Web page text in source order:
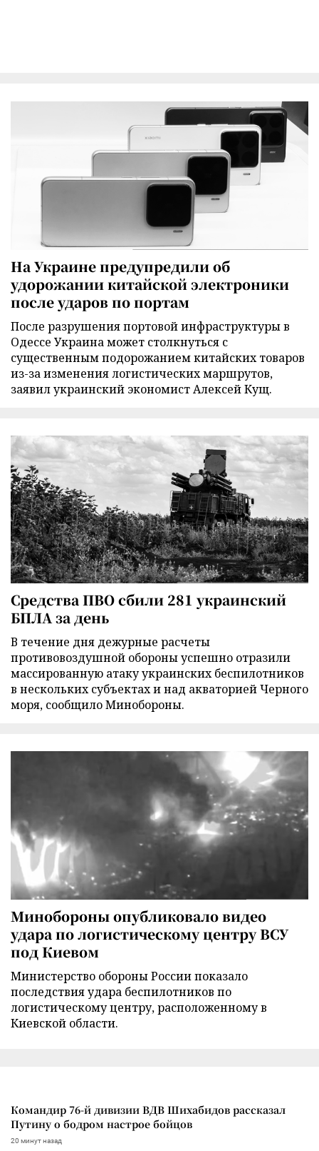
На Украине предупредили об
удорожании китайской электроники
после ударов по портам
После разрушения портовой инфраструктуры в
Одессе Украина может столкнуться с
существенным подорожанием китайских товаров
из-за изменения логистических маршрутов,
заявил украинский экономист Алексей Кущ.
Средства ПВО сбили 281 украинский
БПЛА за день
В течение дня дежурные расчеты
противовоздушной обороны успешно отразили
массированную атаку украинских беспилотников
в нескольких субъектах и над акваторией Черного
моря, сообщило Минобороны.
Минобороны опубликовало видео
удара по логистическому центру ВСУ
под Киевом
Министерство обороны России показало
последствия удара беспилотников по
логистическому центру, расположенному в
Киевской области.
Командир 76-й дивизии ВДВ Шихабидов рассказал
Путину о бодром настрое бойцов
20 минут назад